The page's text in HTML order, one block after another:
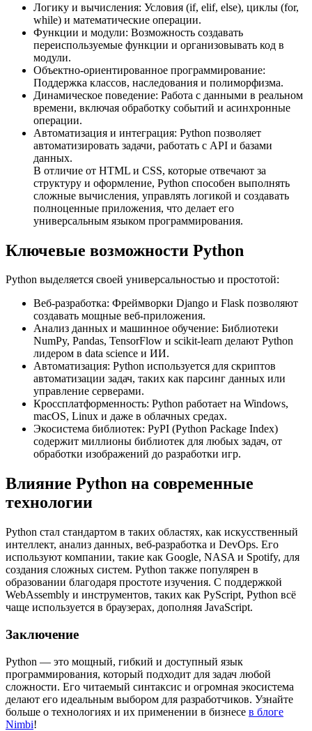
Логику и вычисления: Условия (if, elif, else), циклы (for,
while) и математические операции.
Функции и модули: Возможность создавать
переиспользуемые функции и организовывать код в
модули.
Объектно-ориентированное программирование:
Поддержка классов, наследования и полиморфизма.
Динамическое поведение: Работа с данными в реальном
времени, включая обработку событий и асинхронные
операции.
Автоматизация и интеграция: Python позволяет
автоматизировать задачи, работать с API и базами
данных.
В отличие от HTML и CSS, которые отвечают за
структуру и оформление, Python способен выполнять
сложные вычисления, управлять логикой и создавать
полноценные приложения, что делает его
универсальным языком программирования.
Ключевые возможности Python
Python выделяется своей универсальностью и простотой:
Веб-разработка: Фреймворки Django и Flask позволяют
создавать мощные веб-приложения.
Анализ данных и машинное обучение: Библиотеки
NumPy, Pandas, TensorFlow и scikit-learn делают Python
лидером в data science и ИИ.
Автоматизация: Python используется для скриптов
автоматизации задач, таких как парсинг данных или
управление серверами.
Кроссплатформенность: Python работает на Windows,
macOS, Linux и даже в облачных средах.
Экосистема библиотек: PyPI (Python Package Index)
содержит миллионы библиотек для любых задач, от
обработки изображений до разработки игр.
Влияние Python на современные
технологии
Python стал стандартом в таких областях, как искусственный
интеллект, анализ данных, веб-разработка и DevOps. Его
используют компании, такие как Google, NASA и Spotify, для
создания сложных систем. Python также популярен в
образовании благодаря простоте изучения. С поддержкой
WebAssembly и инструментов, таких как PyScript, Python всё
чаще используется в браузерах, дополняя JavaScript.
Заключение
Python — это мощный, гибкий и доступный язык
программирования, который подходит для задач любой
сложности. Его читаемый синтаксис и огромная экосистема
делают его идеальным выбором для разработчиков. Узнайте
больше о технологиях и их применении в бизнесе в блоге
Nimbi!